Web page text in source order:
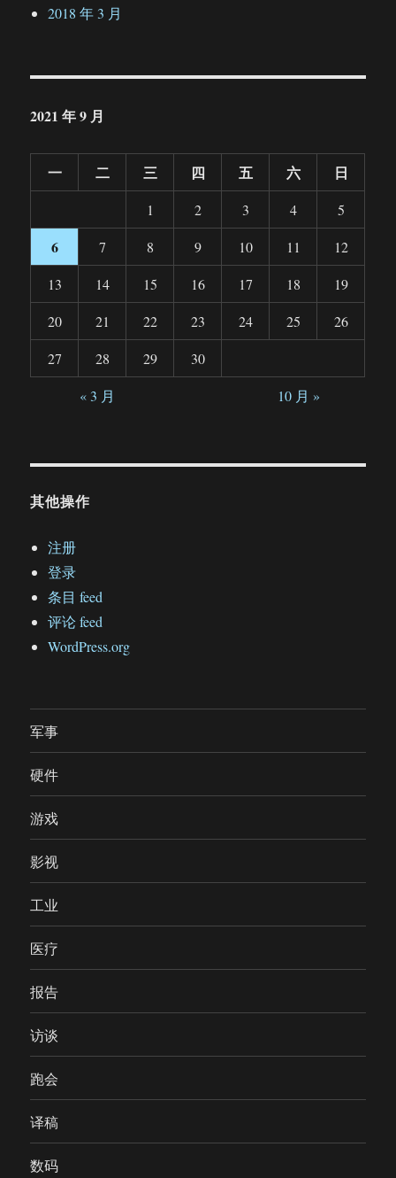
2018 年 3 月
2021 年 9 月
一 二 三 四 五 六 日
1 2 3 4 5
6 7 8 9 10 11
12
13
14 15 16 17 18
19
20
21 22 23 24 25
26
27
28 29
30
« 3 月
10 月 »
其他操作
注册
登录
条目 feed
评论 feed
WordPress.org
军事
硬件
游戏
影视
工业
医疗
报告
访谈
跑会
译稿
数码